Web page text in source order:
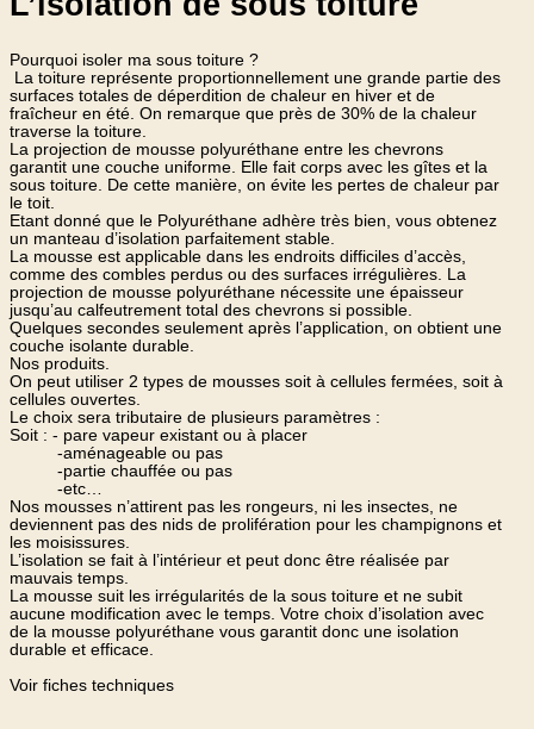
Pourquoi isoler ma sous toiture ?
La toiture représente proportionnellement une grande partie des
surfaces totales de déperdition de chaleur en hiver et de
fraîcheur en été. On remarque que près de 30% de la chaleur
traverse la toiture.
La projection de mousse polyuréthane entre les chevrons
garantit une couche uniforme. Elle fait corps avec les gîtes et la
sous toiture. De cette manière, on évite les pertes de chaleur par
le toit.
Etant donné que le Polyuréthane adhère très bien, vous obtenez
un manteau d’isolation parfaitement stable.
La mousse est applicable dans les endroits difficiles d’accès,
comme des combles perdus ou des surfaces irrégulières. La
projection de mousse polyuréthane nécessite une épaisseur
jusqu’au calfeutrement total des chevrons si possible.
Quelques secondes seulement après l’application, on obtient une
couche isolante durable.
Nos produits.
On peut utiliser 2 types de mousses soit à cellules fermées, soit à
cellules ouvertes.
Le choix sera tributaire de plusieurs paramètres :
Soit : - pare vapeur existant ou à placer
-aménageable ou pas
-partie chauffée ou pas
-etc…
Nos mousses n’attirent pas les rongeurs, ni les insectes, ne
deviennent pas des nids de prolifération pour les champignons et
les moisissures.
L’isolation se fait à l’intérieur et peut donc être réalisée par
mauvais temps.
La mousse suit les irrégularités de la sous toiture et ne subit
aucune modification avec le temps. Votre choix d’isolation avec
de la mousse polyuréthane vous garantit donc une isolation
durable et efficace.
Voir fiches techniques